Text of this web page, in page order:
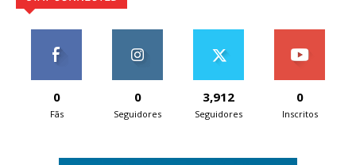
0
Fãs
0
Seguidores
3,912
Seguidores
0
Inscritos